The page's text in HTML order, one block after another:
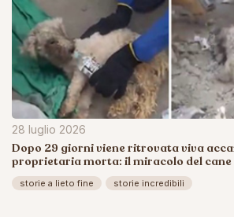
28 luglio 2026
Dopo 29 giorni viene ritrovata viva
proprietaria morta: il miracolo del cane
storie a lieto fine storie incredibili